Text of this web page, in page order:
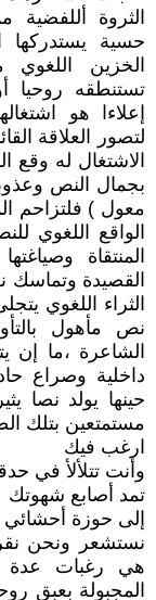
الثروة
حسية يستدركها
الخزين
تستنطقه روحيا
إعلاءا هو
لتصور العلاقة
الاشتغال له
بجمال النص
معول ) فلتزاحم
الواقع اللغوي
المنتقاة
القصيدة وتماسك
الثراء اللغوي
نص مأهول
الشاعرة ،ما إن
داخلية وصراع
حينها يولد نصا
مستمتعين بتلك
ارغب فيك
وأنت تتلألأ في
تمد أصابع شهوتك
إلى حوزة أحشائي
نستشعر ونحن
هي رغبات عدة
المجبولة بعبق